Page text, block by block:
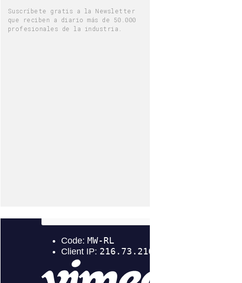
Suscríbete gratis a la Newsletter
que reciben a diario más de 50.000
profesionales de la industria.